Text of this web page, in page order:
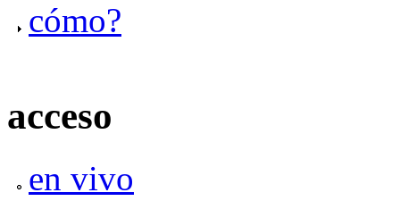
cómo?
acceso
en vivo